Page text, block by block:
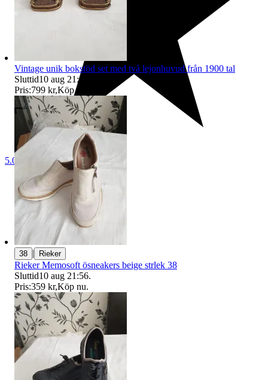
5.0
Vintage unik bokstöd set med två lejonhuvud från 1900 tal
Sluttid10 aug 21:55
Pris:799 kr,Köp nu
38 | Rieker
Rieker Memosoft ösneakers beige strlek 38
Sluttid10 aug 21:56.
Pris:359 kr,Köp nu.